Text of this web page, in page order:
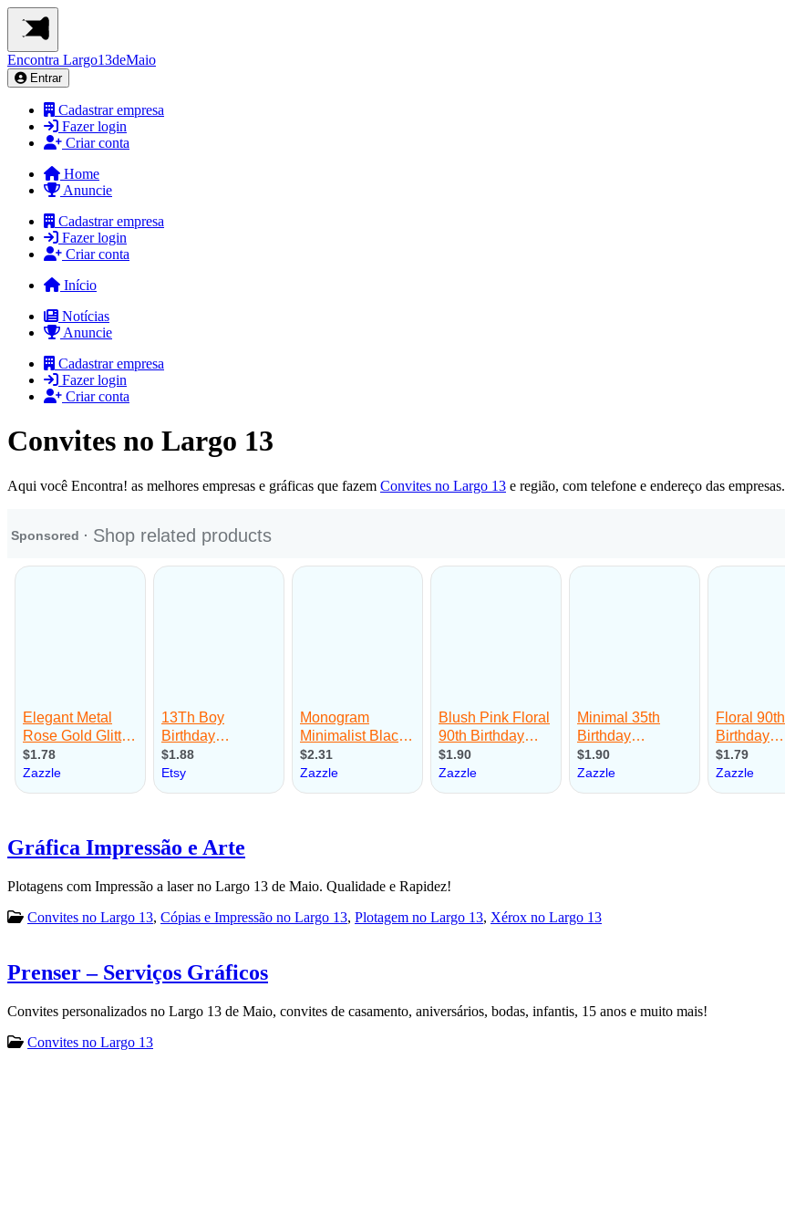
Encontra Largo13deMaio
Entrar
Cadastrar empresa
Fazer login
Criar conta
Home
Anuncie
Cadastrar empresa
Fazer login
Criar conta
Início
Notícias
Anuncie
Cadastrar empresa
Fazer login
Criar conta
Convites no Largo 13
Aqui você Encontra! as melhores empresas e gráficas que fazem Convites no Largo 13 e região, com telefone e endereço das empresas.
Gráfica Impressão e Arte
Plotagens com Impressão a laser no Largo 13 de Maio. Qualidade e Rapidez!
Convites no Largo 13, Cópias e Impressão no Largo 13, Plotagem no Largo 13, Xérox no Largo 13
Prenser – Serviços Gráficos
Convites personalizados no Largo 13 de Maio, convites de casamento, aniversários, bodas, infantis, 15 anos e muito mais!
Convites no Largo 13